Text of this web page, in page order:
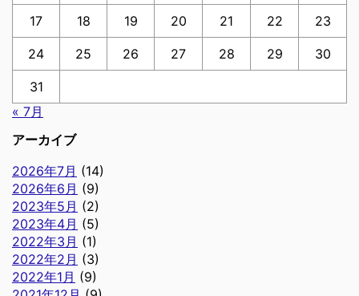
17 18 19 20 21 22 23
24 25 26 27 28 29 30
31
« 7月
アーカイブ
2026年7月 (14)
2026年6月 (9)
2023年5月 (2)
2023年4月 (5)
2022年3月 (1)
2022年2月 (3)
2022年1月 (9)